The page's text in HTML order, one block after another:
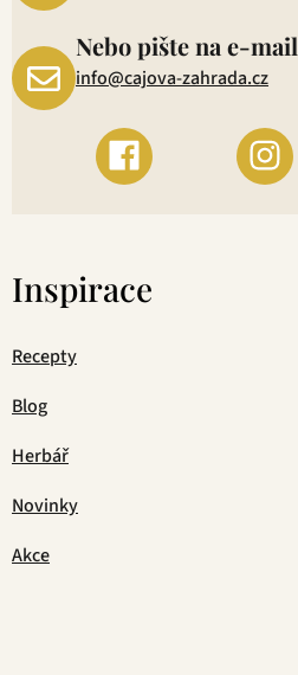
Nebo pište na e-mail
info@cajova-zahrada.cz
Inspirace
Recepty
Blog
Herbář
Novinky
Akce